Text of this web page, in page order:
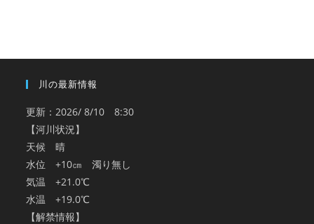
川の最新情報
更新：2026/ 8/10 8:30
【河川状況】
天候 晴
水位 +10㎝ 濁り無し
気温 +21.0℃
水温 +19.0℃
【解禁情報】